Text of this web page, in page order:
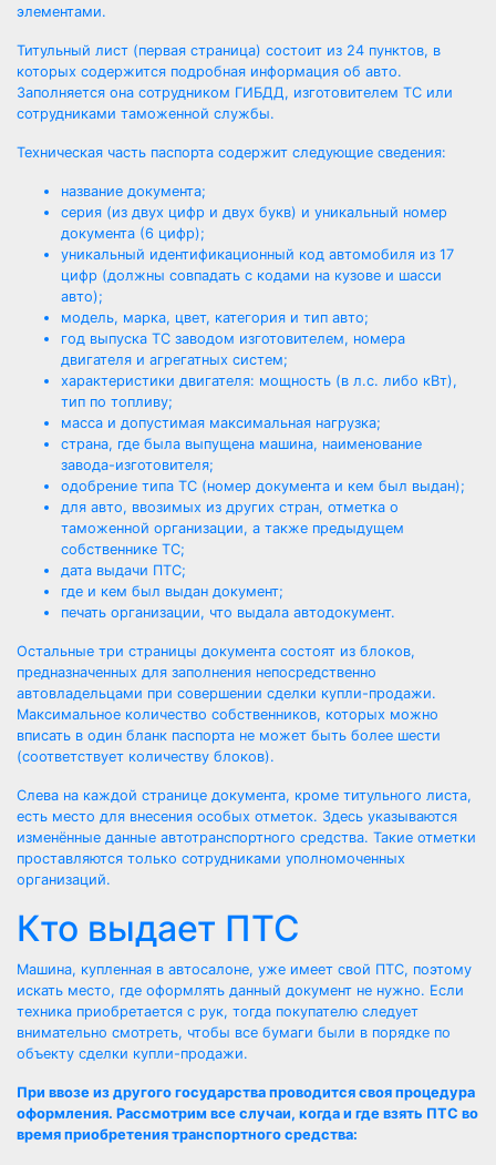
элементами.
Титульный лист (первая страница) состоит из 24 пунктов, в
которых содержится подробная информация об авто.
Заполняется она сотрудником ГИБДД, изготовителем ТС или
сотрудниками таможенной службы.
Техническая часть паспорта содержит следующие сведения:
название документа;
серия (из двух цифр и двух букв) и уникальный номер
документа (6 цифр);
уникальный идентификационный код автомобиля из 17
цифр (должны совпадать с кодами на кузове и шасси
авто);
модель, марка, цвет, категория и тип авто;
год выпуска ТС заводом изготовителем, номера
двигателя и агрегатных систем;
характеристики двигателя: мощность (в л.с. либо кВт),
тип по топливу;
масса и допустимая максимальная нагрузка;
страна, где была выпущена машина, наименование
завода-изготовителя;
одобрение типа ТС (номер документа и кем был выдан);
для авто, ввозимых из других стран, отметка о
таможенной организации, а также предыдущем
собственнике ТС;
дата выдачи ПТС;
где и кем был выдан документ;
печать организации, что выдала автодокумент.
Остальные три страницы документа состоят из блоков,
предназначенных для заполнения непосредственно
автовладельцами при совершении сделки купли-продажи.
Максимальное количество собственников, которых можно
вписать в один бланк паспорта не может быть более шести
(соответствует количеству блоков).
Слева на каждой странице документа, кроме титульного листа,
есть место для внесения особых отметок. Здесь указываются
изменённые данные автотранспортного средства. Такие отметки
проставляются только сотрудниками уполномоченных
организаций.
Кто выдает ПТС
Машина, купленная в автосалоне, уже имеет свой ПТС, поэтому
искать место, где оформлять данный документ не нужно. Если
техника приобретается с рук, тогда покупателю следует
внимательно смотреть, чтобы все бумаги были в порядке по
объекту сделки купли-продажи.
При ввозе из другого государства проводится своя процедура
оформления. Рассмотрим все случаи, когда и где взять ПТС во
время приобретения транспортного средства: